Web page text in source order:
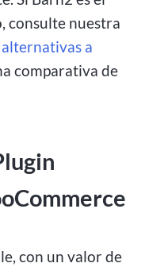
consulte nuestra
alternativas a
comparativa de
con un valor de